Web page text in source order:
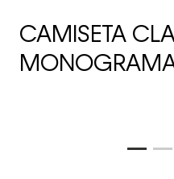
CAMISETA